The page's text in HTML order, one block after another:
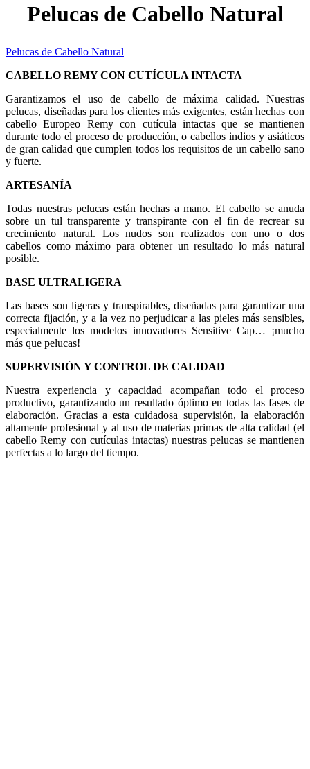
Pelucas de Cabello Natural
Pelucas de Cabello Natural
CABELLO REMY CON CUTÍCULA INTACTA
Garantizamos el uso de cabello de máxima calidad. Nuestras
pelucas, diseñadas para los clientes más exigentes, están hechas con
cabello Europeo Remy con cutícula intactas que se mantienen
durante todo el proceso de producción, o cabellos indios y asiáticos
de gran calidad que cumplen todos los requisitos de un cabello sano
y fuerte.
ARTESANÍA
Todas nuestras pelucas están hechas a mano. El cabello se anuda
sobre un tul transparente y transpirante con el fin de recrear su
crecimiento natural. Los nudos son realizados con uno o dos
cabellos como máximo para obtener un resultado lo más natural
posible.
BASE ULTRALIGERA
Las bases son ligeras y transpirables, diseñadas para garantizar una
correcta fijación, y a la vez no perjudicar a las pieles más sensibles,
especialmente los modelos innovadores Sensitive Cap… ¡mucho
más que pelucas!
SUPERVISIÓN Y CONTROL DE CALIDAD
Nuestra experiencia y capacidad acompañan todo el proceso
productivo, garantizando un resultado óptimo en todas las fases de
elaboración. Gracias a esta cuidadosa supervisión, la elaboración
altamente profesional y al uso de materias primas de alta calidad (el
cabello Remy con cutículas intactas) nuestras pelucas se mantienen
perfectas a lo largo del tiempo.